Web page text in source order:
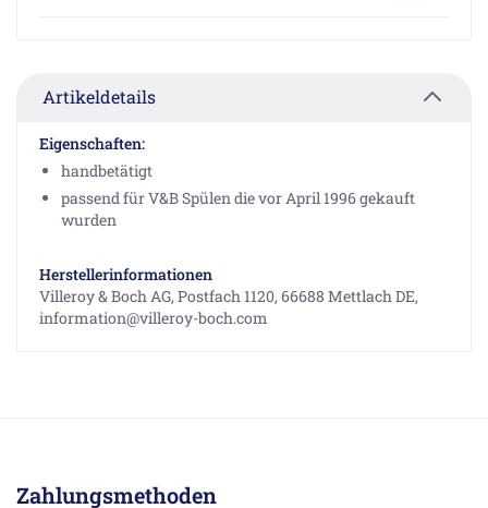
Artikeldetails
Eigenschaften:
handbetätigt
passend für V&B Spülen die vor April 1996 gekauft
wurden
Herstellerinformationen
Villeroy & Boch AG, Postfach 1120, 66688 Mettlach DE,
information@villeroy-boch.com
Zahlungsmethoden